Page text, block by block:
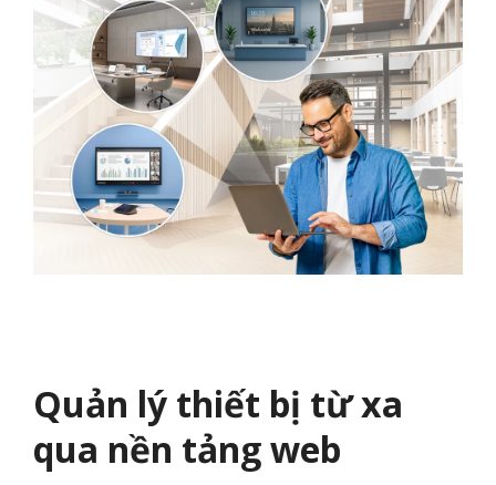
Quản lý thiết bị từ xa
qua nền tảng web